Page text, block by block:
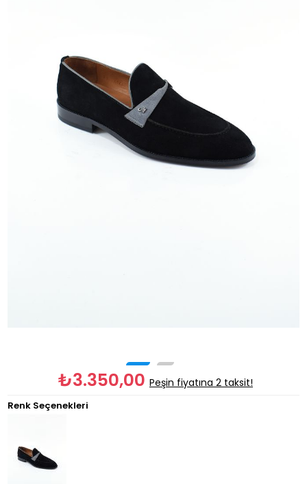
₺3.350,00 Peşin fiyatına 2 taksit!
Renk Seçenekleri